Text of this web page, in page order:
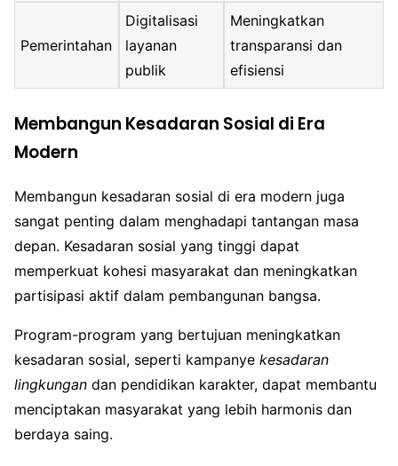
Pemerintahan
Digitalisasi
layanan
publik
Meningkatkan
transparansi dan
efisiensi
Membangun Kesadaran Sosial di Era
Modern
Membangun kesadaran sosial di era modern juga
sangat penting dalam menghadapi tantangan masa
depan. Kesadaran sosial yang tinggi dapat
memperkuat kohesi masyarakat dan meningkatkan
partisipasi aktif dalam pembangunan bangsa.
Program-program yang bertujuan meningkatkan
kesadaran sosial, seperti kampanye kesadaran
lingkungan dan pendidikan karakter, dapat membantu
menciptakan masyarakat yang lebih harmonis dan
berdaya saing.